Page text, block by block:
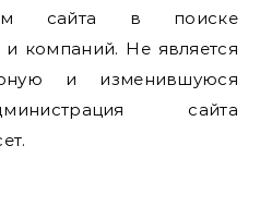
сайта в поиске
компаний. Не является
и изменившуюся
сайта